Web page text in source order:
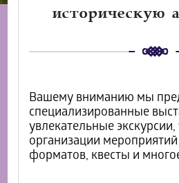
историческую
Вашему вниманию мы
специализированные
увлекательные экскурсии,
организации
форматов, квесты и